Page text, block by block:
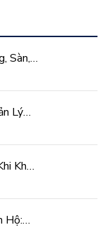
Sàn,
Lý
Khan
Hộ: